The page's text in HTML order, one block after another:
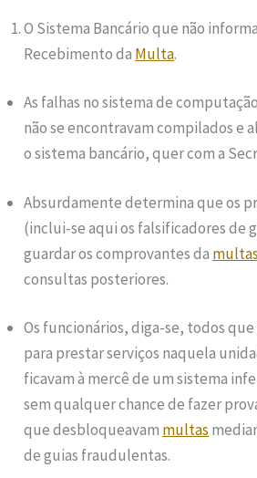
O Sistema Bancário que não
Recebimento da Multa.
As falhas no sistema de
não se encontravam compilados e
o sistema bancário, quer com a
Absurdamente determina que os
(inclui-se aqui os falsificadores de
guardar os comprovantes da multas
consultas posteriores.
Os funcionários, diga-se, todos
para prestar serviços naquela
ficavam à mercê de um sistema
sem qualquer chance de fazer
que desbloqueavam multas
de guias fraudulentas.